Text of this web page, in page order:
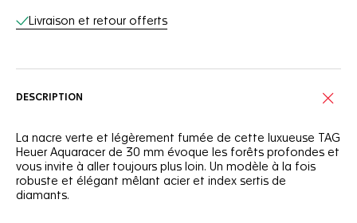
Livraison et retour offerts
DESCRIPTION
La nacre verte et légèrement fumée de cette luxueuse TAG
Heuer Aquaracer de 30 mm évoque les forêts profondes et
vous invite à aller toujours plus loin. Un modèle à la fois
robuste et élégant mêlant acier et index sertis de
diamants.